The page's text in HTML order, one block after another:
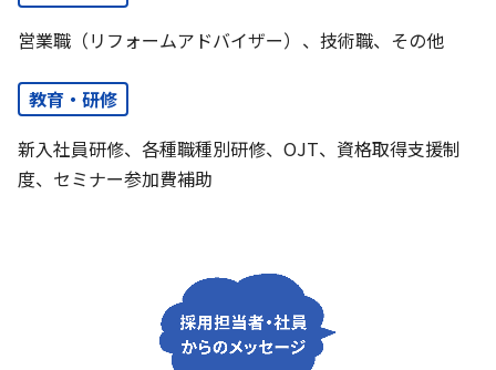
営業職（リフォームアドバイザー）、技術職、その他
教育・研修
新入社員研修、各種職種別研修、OJT、資格取得支援制
度、セミナー参加費補助